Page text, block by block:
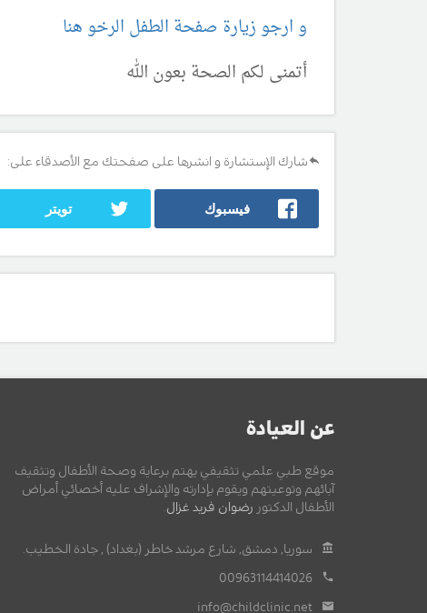
و ارجو زيارة صفحة الطفل الرخو هنا
أتمنى لكم الصحة بعون الله
شارك الإستشارة و انشرها على صفحتك مع الأصدقاء على:
فيسبوك تويتر
عن العيادة
موقع طبي علمي تثقيفي يهتم برعاية وصحة الأطفال وتثقيف
آبائهم وتوعيتهم ويقوم بإدارته والإشراف عليه أخصائي أمراض
الأطفال الدكتور رضوان فريد غزال
سوريا, دمشق, شارع مرشد خاطر (بغداد) , جادة الخطيب.
00963114414026
info@childclinic.net